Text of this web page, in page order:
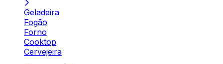
Geladeira
Fogão
Forno
Cooktop
Cervejeira